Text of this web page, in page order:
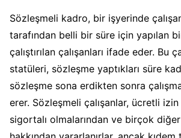
Sözleşmeli kadro, bir işyerinde
tarafından belli bir süre için yapılan
çalıştırılan çalışanları ifade eder. Bu
statüleri, sözleşme yaptıkları süre
sözleşme sona erdikten sonra
erer. Sözleşmeli çalışanlar, ücretli izin
sigortalı olmalarından ve birçok diğer